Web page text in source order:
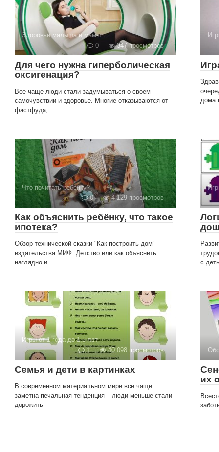
Здоровье малыша и мамы
0
347 просмотров
Для чего нужна гиперболическая
оксигенация?
Все чаще люди стали задумываться о своем
самочувствии и здоровье. Многие отказываются от
фастфуда,
дома
Что почитать ребенку?
0
4 129 просмотров
Как объяснить ребёнку, что такое
ипотека?
Обзор технической сказки "Как построить дом"
издательства МИФ. Детство или как объяснить
наглядно и
с
Игры от 1 года до 1,5 лет
1
40 098 просмотров
Семья и дети в картинках
В современном материальном мире все чаще
заметна печальная тенденция – люди меньше стали
дорожить
их